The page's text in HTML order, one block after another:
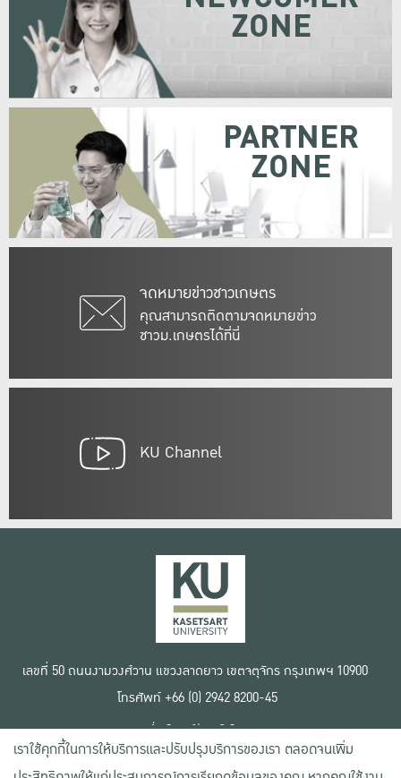
จดหมายข่าวชาวเกษตร
คุณสามารถติดตามจดหมายข่าว
ชาวม.เกษตรได้ที่นี่
ZONE
PARTNER
ZONE
KU Channel
เลขที่ 50 ถนนงามวงศ์วาน แขวงลาดยาว เขตจตุจักร กรุงเทพฯ 10900
โทรศัพท์ +66 (0) 2942 8200-45
เงื่อนไขการใช้งานเว็บไซต์
ข้อตกลงด้านสิทธิ์ใช้งาน
นโยบายความเป็นส่วนตัว
เราใช้คุกกี้ในการให้บริการและปรับปรุงบริการของเรา ตลอดจนเพิ่ม